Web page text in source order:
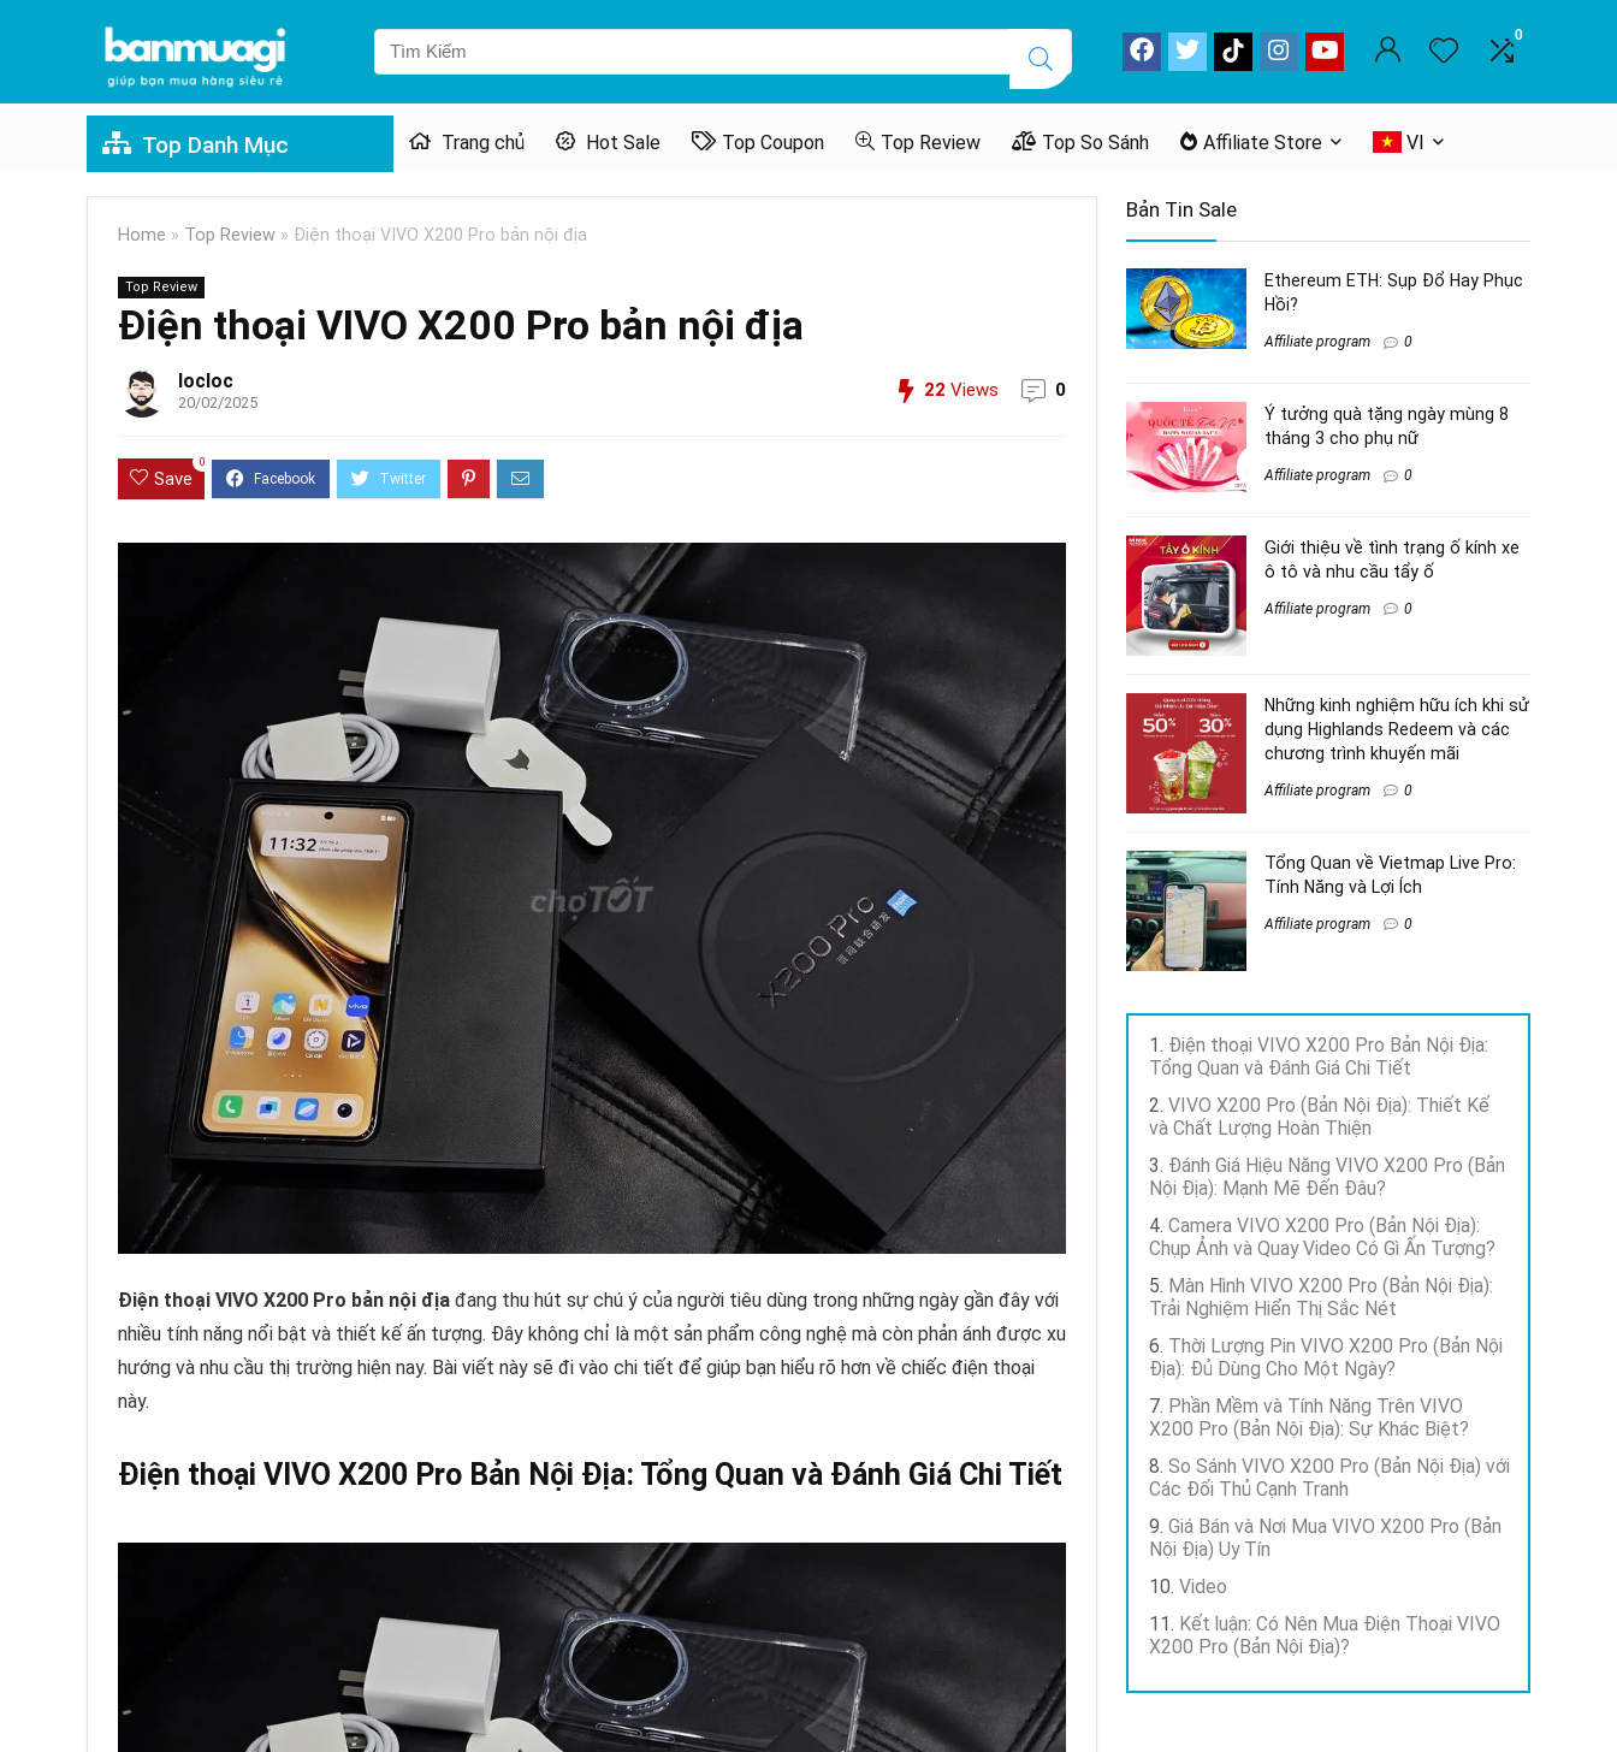
0
Top Danh Mục Trang chủ Hot Sale Top Coupon Top Review Top So Sánh Affiliate Store VI
Home » Top Review » Điện thoại VIVO X200 Pro bản nội địa
Top Review
Điện thoại VIVO X200 Pro bản nội địa
locloc
20/02/2025
22 Views 0
Save
0
Điện thoại VIVO X200 Pro bản nội địa đang thu hút sự chú ý của người tiêu dùng trong những ngày gần đây với
nhiều tính năng nổi bật và thiết kế ấn tượng. Đây không chỉ là một sản phẩm công nghệ mà còn phản ánh được xu
hướng và nhu cầu thị trường hiện nay. Bài viết này sẽ đi vào chi tiết để giúp bạn hiểu rõ hơn về chiếc điện thoại
này.
Điện thoại VIVO X200 Pro Bản Nội Địa: Tổng Quan và Đánh Giá Chi Tiết
Bản Tin Sale
Ethereum ETH: Sụp Đổ Hay Phục
Hồi?
Affiliate program 0
Ý tưởng quà tặng ngày mùng 8
tháng 3 cho phụ nữ
Affiliate program 0
Giới thiệu về tình trạng ố kính xe
ô tô và nhu cầu tẩy ố
Affiliate program 0
Những kinh nghiệm hữu ích khi sử
dụng Highlands Redeem và các
chương trình khuyến mãi
Affiliate program 0
Tổng Quan về Vietmap Live Pro:
Tính Năng và Lợi Ích
Affiliate program 0
Điện thoại VIVO X200 Pro Bản Nội Địa:
Tổng Quan và Đánh Giá Chi Tiết
VIVO X200 Pro (Bản Nội Địa): Thiết Kế
và Chất Lượng Hoàn Thiện
Đánh Giá Hiệu Năng VIVO X200 Pro (Bản
Nội Địa): Mạnh Mẽ Đến Đâu?
Camera VIVO X200 Pro (Bản Nội Địa):
Chụp Ảnh và Quay Video Có Gì Ấn Tượng?
Màn Hình VIVO X200 Pro (Bản Nội Địa):
Trải Nghiệm Hiển Thị Sắc Nét
Thời Lượng Pin VIVO X200 Pro (Bản Nội
Địa): Đủ Dùng Cho Một Ngày?
Phần Mềm và Tính Năng Trên VIVO
X200 Pro (Bản Nội Địa): Sự Khác Biệt?
So Sánh VIVO X200 Pro (Bản Nội Địa) với
Các Đối Thủ Cạnh Tranh
Giá Bán và Nơi Mua VIVO X200 Pro (Bản
Nội Địa) Uy Tín
Video
Kết luận: Có Nên Mua Điện Thoại VIVO
X200 Pro (Bản Nội Địa)?